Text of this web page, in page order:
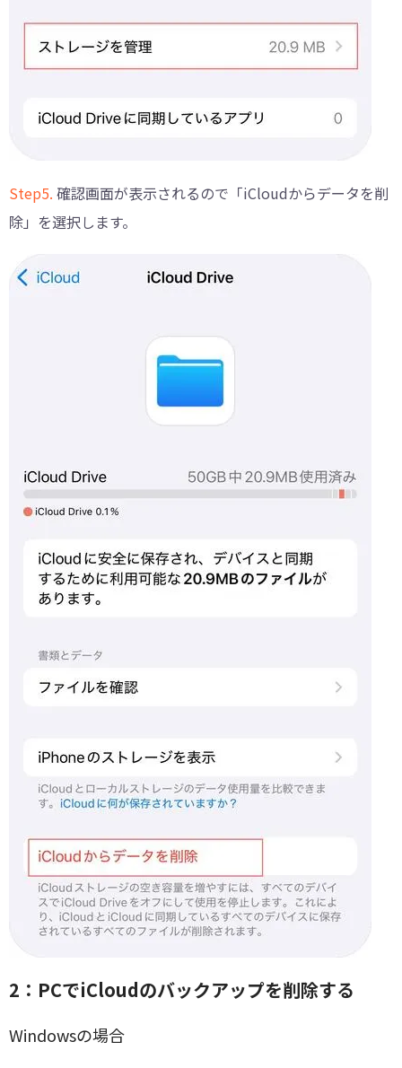
Step5. 確認画面が表示されるので「iCloudからデータを削
除」を選択します。
2：PCでiCloudのバックアップを削除する
Windowsの場合